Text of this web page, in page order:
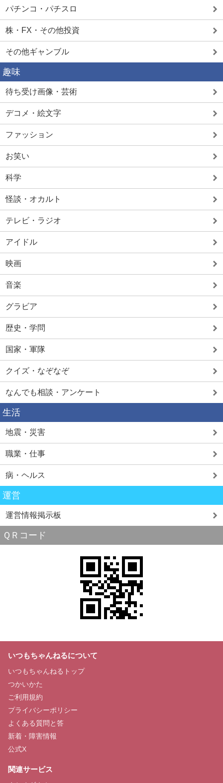
パチンコ・パチスロ
株・FX・その他投資
その他ギャンブル
趣味
待ち受け画像・芸術
デコメ・絵文字
ファッション
お笑い
科学
怪談・オカルト
テレビ・ラジオ
アイドル
映画
音楽
グラビア
歴史・学問
国家・軍隊
クイズ・なぞなぞ
なんでも相談・アンケート
生活
地震・災害
職業・仕事
病・ヘルス
運営
運営情報掲示板
ＱＲコード
いつもちゃんねるについて
いつもちゃんねるトップ
つかいかた
ご利用規約
プライバシーポリシー
よくある質問と答
新着・障害情報
公式X
関連サービス